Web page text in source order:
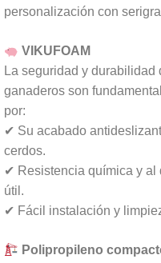
personalización con
VIKUFOAM
La seguridad y
ganaderos son
por:
✔ Su acabado
cerdos.
✔ Resistencia química y al
útil.
✔ Fácil instalación y
Polipropileno